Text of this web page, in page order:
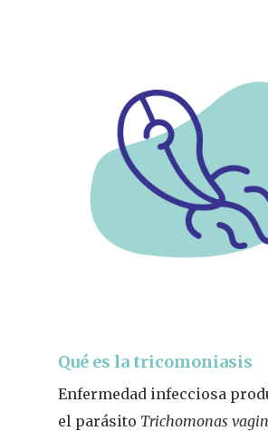
Qué es la tricomoniasis
Enfermedad infecciosa
el parásito Trichomonas